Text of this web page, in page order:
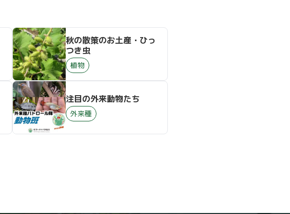
秋の散策のお土産・ひっ
つき虫
植物
注目の外来動物たち
外来種